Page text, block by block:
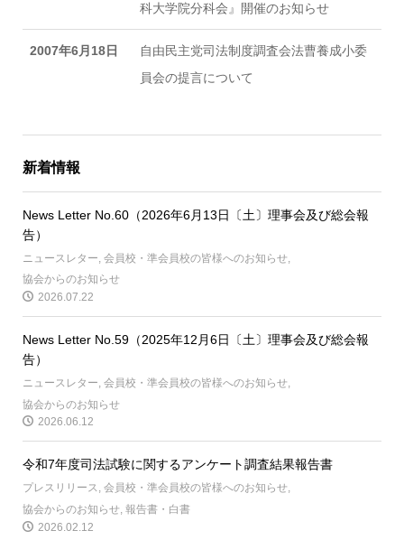
科大学院分科会』開催のお知らせ
2007年6月18日
自由民主党司法制度調査会法曹養成小委
員会の提言について
新着情報
News Letter No.60（2026年6月13日〔土〕理事会及び総会報
告）
ニュースレター 会員校・準会員校の皆様へのお知らせ
協会からのお知らせ
2026.07.22
News Letter No.59（2025年12月6日〔土〕理事会及び総会報
告）
ニュースレター, 会員校・準会員校の皆様へのお知らせ,
協会からのお知らせ
2026.06.12
令和7年度司法試験に関するアンケート調査結果報告書
プレスリリース, 会員校・準会員校の皆様へのお知らせ,
協会からのお知らせ 報告書・白書
2026.02.12